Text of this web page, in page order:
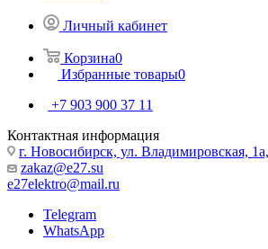
Личный кабинет
Корзина0
Избранные товары0
+7 903 900 37 11
Контактная информация
г. Новосибирск, ул. Владимировская,
zakaz@e27.su
e27elektro@mail.ru
Telegram
WhatsApp